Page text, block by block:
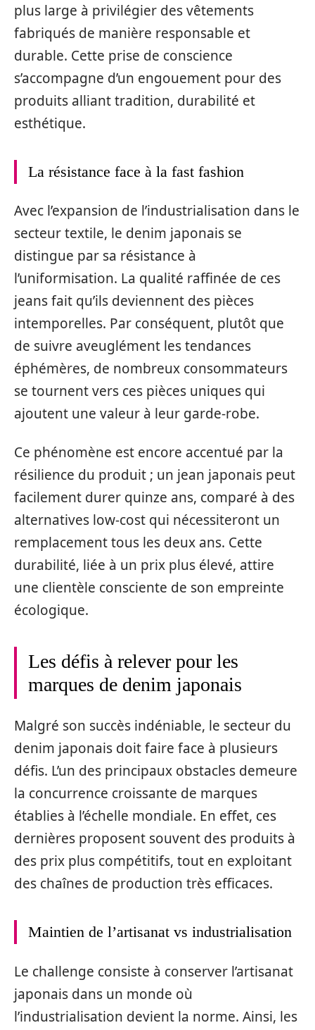
plus large à privilégier des vêtements
fabriqués de manière responsable et
durable. Cette prise de conscience
s’accompagne d’un engouement pour des
produits alliant tradition, durabilité et
esthétique.
La résistance face à la fast fashion
Avec l’expansion de l’industrialisation dans le
secteur textile, le denim japonais se
distingue par sa résistance à
l’uniformisation. La qualité raffinée de ces
jeans fait qu’ils deviennent des pièces
intemporelles. Par conséquent, plutôt que
de suivre aveuglément les tendances
éphémères, de nombreux consommateurs
se tournent vers ces pièces uniques qui
ajoutent une valeur à leur garde-robe.
Ce phénomène est encore accentué par la
résilience du produit ; un jean japonais peut
facilement durer quinze ans, comparé à des
alternatives low-cost qui nécessiteront un
remplacement tous les deux ans. Cette
durabilité, liée à un prix plus élevé, attire
une clientèle consciente de son empreinte
écologique.
Les défis à relever pour les
marques de denim japonais
Malgré son succès indéniable, le secteur du
denim japonais doit faire face à plusieurs
défis. L’un des principaux obstacles demeure
la concurrence croissante de marques
établies à l’échelle mondiale. En effet, ces
dernières proposent souvent des produits à
des prix plus compétitifs, tout en exploitant
des chaînes de production très efficaces.
Maintien de l’artisanat vs industrialisation
Le challenge consiste à conserver l’artisanat
japonais dans un monde où
l’industrialisation devient la norme. Ainsi, les